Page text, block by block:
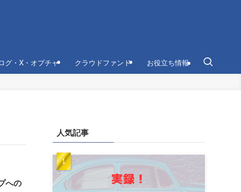
グ・X・オプチャ クラウドファンド お役立ち情報
への
人気記事